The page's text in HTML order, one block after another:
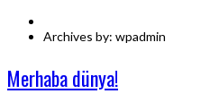
Archives by: wpadmin
Merhaba dünya!